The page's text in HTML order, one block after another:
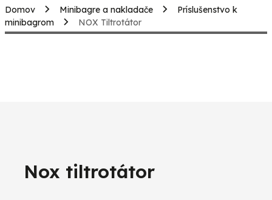
Domov Minibagre a nakladače
Príslušenstvo k
minibagrom
NOX Tiltrotátor
Nox tiltrotátor